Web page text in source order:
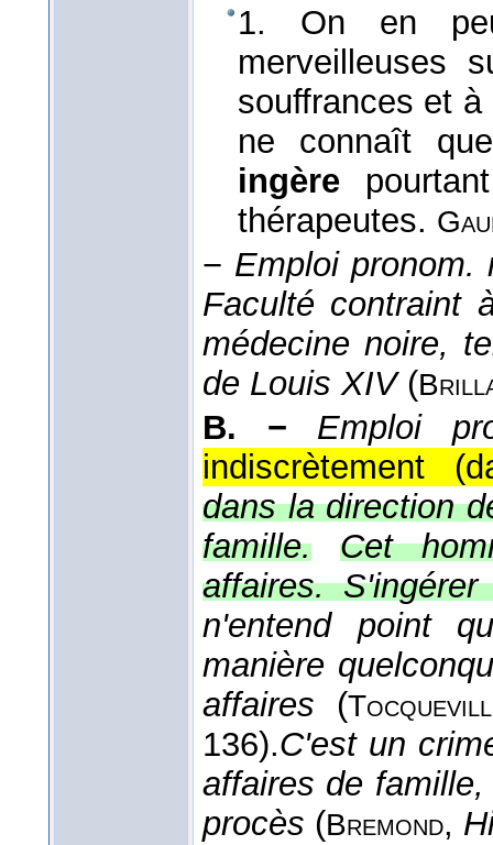
1. On en
merveilleuses
souffrances et
ne connaît
ingère
thérapeutes.
− Emploi pronom.
Faculté contraint
médecine noire,
de Louis XIV (
B. −
Emploi
indiscrètement
dans la direction
famille.
Cet
affaires.
n'entend point
manière
affaires (
136).C'est un
affaires de
procès (Bremond,